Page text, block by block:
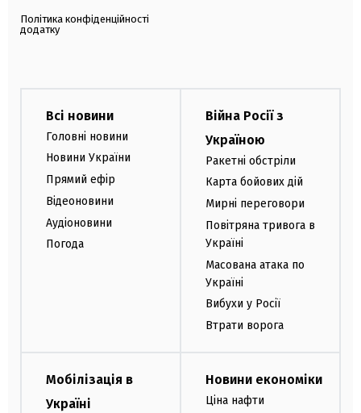
Політика конфіденційності
додатку
Всі новини
Головні новини
Новини України
Прямий ефір
Відеоновини
Аудіоновини
Погода
Війна Росії з
Україною
Ракетні обстріли
Карта бойових дій
Мирні переговори
Повітряна тривога в
Україні
Масована атака по
Україні
Вибухи у Росії
Втрати ворога
Мобілізація в
Україні
Новини економіки
Ціна нафти